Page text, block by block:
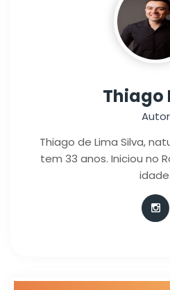
Thiago
Autor
Thiago de Lima Silva,
tem 33 anos. Iniciou no
idade.